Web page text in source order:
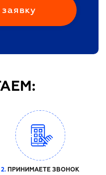
2. ПРИНИМАЕТЕ ЗВОНОК